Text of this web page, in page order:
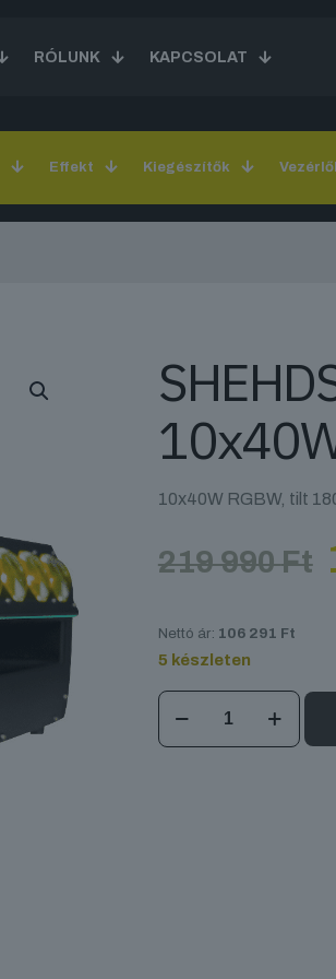
RÓLUNK KAPCSOLAT
Effekt Kiegészítők
10x40W RGBW, tilt
219 990Ft
Nettó ár: 106 291 Ft
5 készleten
SHEHDS